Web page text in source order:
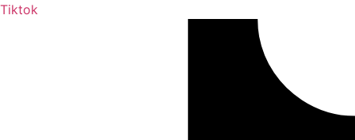
Tiktok